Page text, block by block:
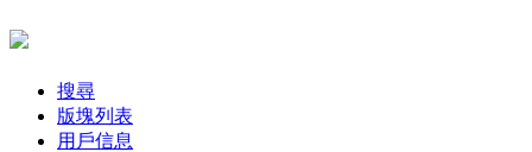
搜尋
版塊列表
用戶信息